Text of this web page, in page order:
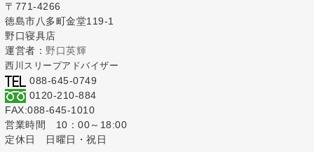
〒771-4266
徳島市八多町金堂119-1
野口寝具店
運営者： 野口英輝
西川スリープアドバイザー
088-645-0749
0120-210-884
FAX:088-645-1010
営業時間 10：00～18:00
定休日 日曜日・祝日